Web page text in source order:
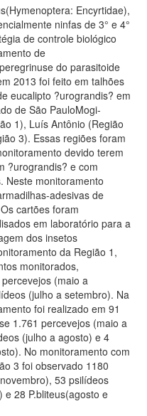
Encyrtidae),
ninfas de 3° e 4°
de controle biológico
de
do parasitoide
2013 foi feito em talhões
eucalipto ?urograndis? em
de São PauloMogi-
1), Luís Antônio (Região
3). Essas regiões foram
devido terem
?urograndis? e com
Neste monitoramento
adesivas de
cartões foram
em laboratório para a
dos insetos
da Região 1,
monitorados,
(maio a
(julho a setembro). Na
foi realizado em 91
1.761 percevejos (maio a
(julho a agosto) e 4
No monitoramento com
3 foi observado 1180
53 psilídeos
e 28 P.bliteus(agosto e